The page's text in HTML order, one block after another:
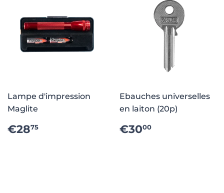
Lampe d'impression
Maglite
PRIX
RÉGULIER
€2875
Ebauches universelles
en laiton (20p)
PRIX
RÉGULIER
€3000